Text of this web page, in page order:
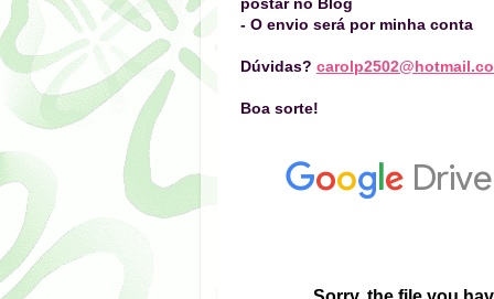
- O envio será por minha conta
Dúvidas?
Boa sorte!